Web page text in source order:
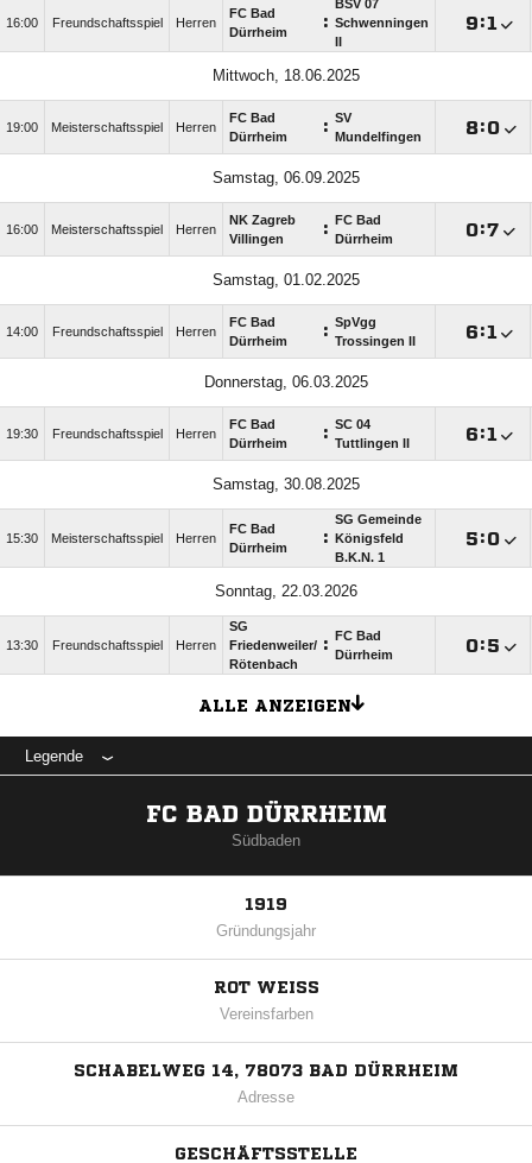
16:00 Freundschaftsspiel Herren
FC Bad
Dürrheim
:
BSV 07
Schwenningen
:
Mittwoch, 18.06.2025
19:00 Meisterschaftsspiel Herren
FC Bad
Dürrheim
: SV
Mundelfingen
:
Samstag, 06.09.2025
16:00 Meisterschaftsspiel Herren
NK Zagreb
Villingen
:
FC Bad
Dürrheim
:
Samstag, 01.02.2025
14:00 Freundschaftsspiel Herren
FC Bad
Dürrheim
: SpVgg
Trossingen II
:
Donnerstag, 06.03.2025
19:30 Freundschaftsspiel Herren
FC Bad
Dürrheim
: SC 04
Tuttlingen II
:
Samstag, 30.08.2025
15:30 Meisterschaftsspiel Herren
FC Bad
Dürrheim
:
SG Gemeinde
Königsfeld
B.K.N. 1
:
Sonntag, 22.03.2026
13:30 Freundschaftsspiel Herren
SG
Friedenweiler/​
Rötenbach
:
FC Bad
Dürrheim
:
ALLE ANZEIGEN
Legende
FC BAD DÜRRHEIM
Südbaden
1919
Gründungsjahr
ROT WEISS
Vereinsfarben
SCHABELWEG 14, 78073 BAD DÜRRHEIM
Adresse
GESCHÄFTSSTELLE